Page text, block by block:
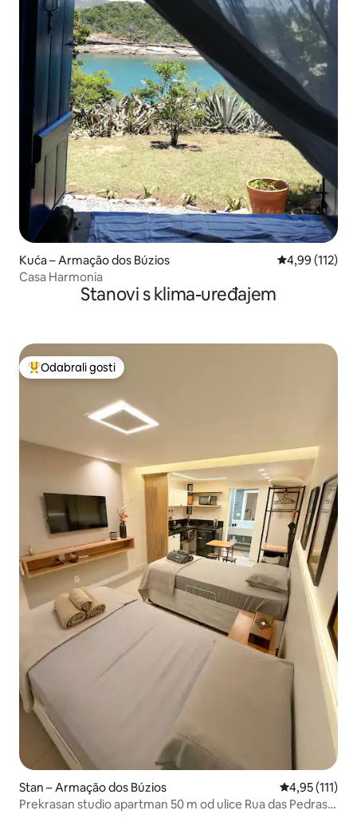
Kuća – Armação dos Búzios Prosječna
4,99 (112)
Casa Harmonia
Stanovi s klima-uređajem
Među najviše rangiranima s oznakom „Odabrali gosti”
Odabrali gosti
Stan – Armação dos Búzios Prosječna
4,95 (111)
Prekrasan studio apartman 50 m od ulice Rua das Pedras s